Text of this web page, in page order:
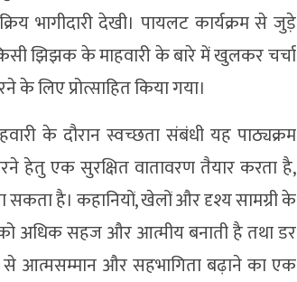
भागीदारी देखी। पायलट कार्यक्रम से जुड़े
झिझक के माहवारी के बारे में खुलकर चर्चा
लिए प्रोत्साहित किया गया।
के दौरान स्वच्छता संबंधी यह पाठ्यक्रम
एक सुरक्षित वातावरण तैयार करता है,
सकता है। कहानियों, खेलों और दृश्य सामग्री के
को अधिक सहज और आत्मीय बनाती है तथा डर
आत्मसम्मान और सहभागिता बढ़ाने का एक